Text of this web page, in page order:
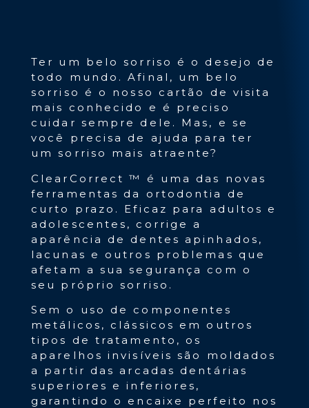
Ter um belo sorriso é o desejo de
todo mundo. Afinal, um belo
sorriso é o nosso cartão de visita
mais conhecido e é preciso
cuidar sempre dele. Mas, e se
você precisa de ajuda para ter
um sorriso mais atraente?
ClearCorrect ™ é uma das novas
ferramentas da ortodontia de
curto prazo. Eficaz para adultos e
adolescentes, corrige a
aparência de dentes apinhados,
lacunas e outros problemas que
afetam a sua segurança com o
seu próprio sorriso.
Sem o uso de componentes
metálicos, clássicos em outros
tipos de tratamento, os
aparelhos invisíveis são moldados
a partir das arcadas dentárias
superiores e inferiores,
garantindo o encaixe perfeito nos